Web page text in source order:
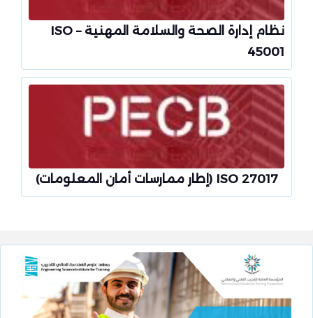
نظام إدارة الصحة والسلامة المهنية – ISO
45001
ISO 27017 (إطار ممارسات أمان المعلومات)